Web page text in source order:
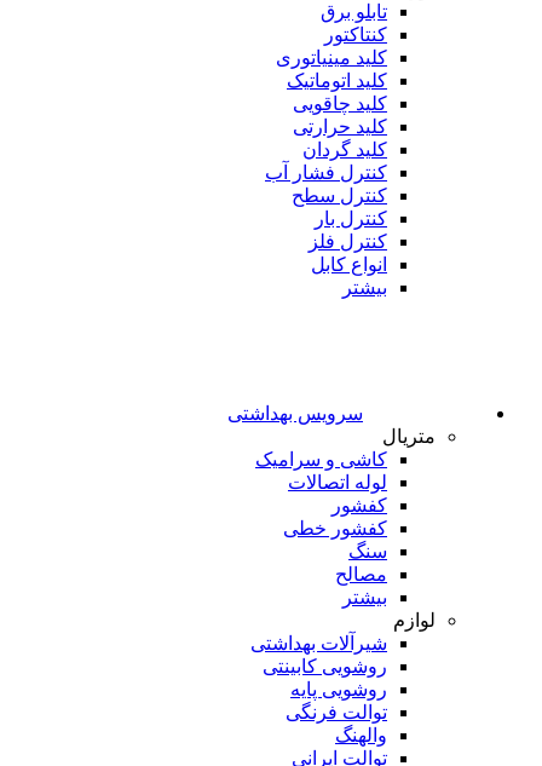
تابلو برق
کنتاکتور
کلید مینیاتوری
کلید اتوماتیک
کلید چاقویی
کلید حرارتی
کلید گردان
کنترل فشار آب
کنترل سطح
کنترل بار
کنترل فلز
انواع کابل
بیشتر
سرویس بهداشتی
متریال
کاشی و سرامیک
لوله اتصالات
کفشور
کفشور خطی
سنگ
مصالح
بیشتر
لوازم
شیرآلات بهداشتی
روشویی کابینتی
روشویی پایه
توالت فرنگی
والهنگ
توالت ایرانی